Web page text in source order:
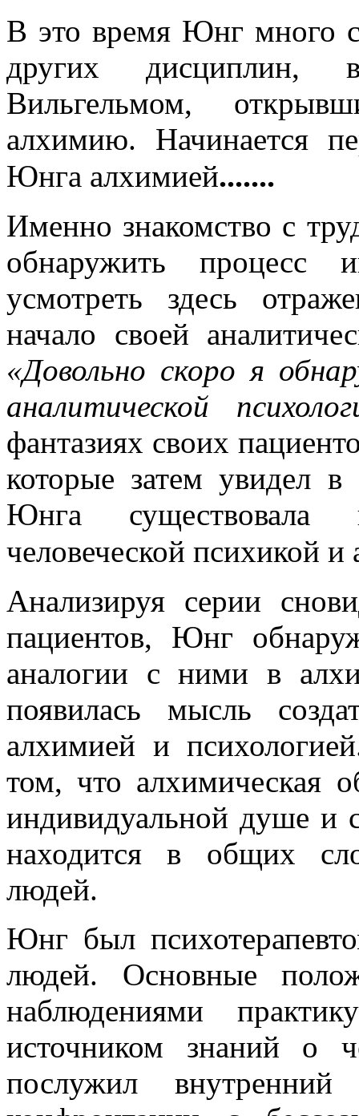
В это время Юнг много
других дисциплин,
Вильгельмом,
алхимию. Начинается
Юнга алхимией.......
Именно знакомство с
обнаружить
усмотреть здесь
начало своей
«Довольно скоро я
аналитической
фантазиях своих
которые затем увидел
Юнга существовала
человеческой психикой
Анализируя серии
пациентов, Юнг
аналогии с ними в
появилась мысль
алхимией и
том, что алхимическая
индивидуальной душе и
находится в общих
людей.
Юнг был
людей. Основные
наблюдениями
источником знаний о
послужил